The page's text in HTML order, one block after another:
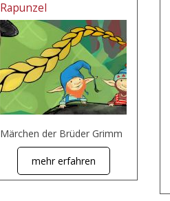
Rapunzel
Märchen der Brüder Grimm
mehr erfahren